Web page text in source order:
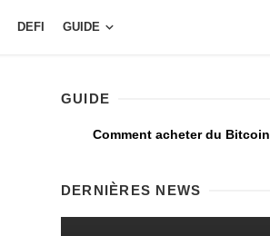
DEFI GUIDE
GUIDE
Comment acheter du Bitcoin
DERNIÈRES NEWS